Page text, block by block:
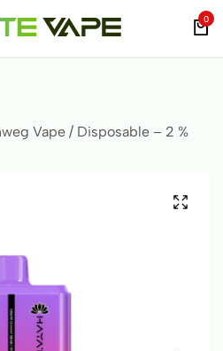
0
Vape / Disposable – 2 %